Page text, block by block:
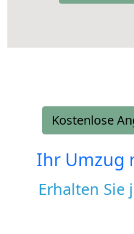
Kostenlose
Ihr Umzug
Erhalten Sie